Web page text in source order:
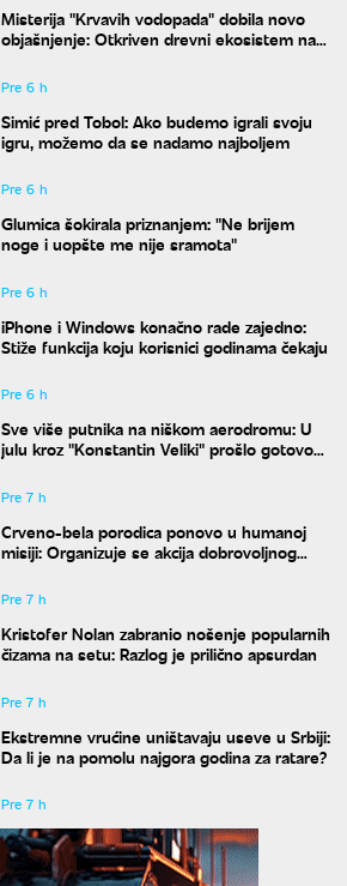
Misterija "Krvavih vodopada" dobila novo
objašnjenje: Otkriven drevni ekosistem na
Pre 6 h
Simić pred Tobol: Ako budemo igrali svoju
igru, možemo da se nadamo najboljem
Pre 6 h
Glumica šokirala priznanjem: "Ne brijem
noge i uopšte me nije sramota"
Pre 6 h
iPhone i Windows konačno rade zajedno:
Stiže funkcija koju korisnici godinama čekaju
Pre 6 h
Sve više putnika na niškom aerodromu: U
julu kroz "Konstantin Veliki" prošlo gotovo
Pre 7 h
Crveno-bela porodica ponovo u humanoj
misiji: Organizuje se akcija dobrovoljnog
Pre 7 h
Kristofer Nolan zabranio nošenje popularnih
čizama na setu: Razlog je prilično apsurdan
Pre 7 h
Ekstremne vrućine uništavaju useve u Srbiji:
Da li je na pomolu najgora godina za ratare?
Pre 7 h